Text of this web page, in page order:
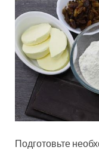
Подготовьте